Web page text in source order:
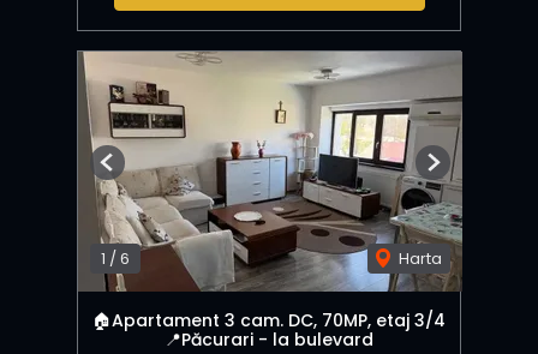
1 /6 Harta
Previous Next
🏠Apartament 3 cam. DC, 70MP, etaj 3/4
📍Păcurari - la bulevard